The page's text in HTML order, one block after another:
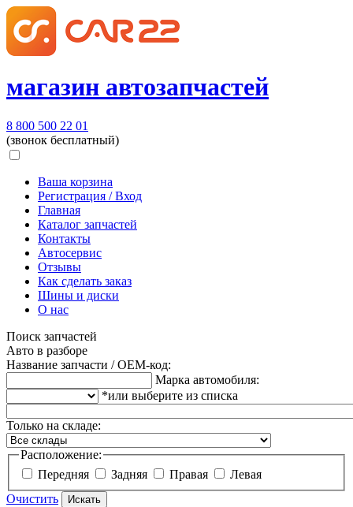
магазин автозапчастей
8 800 500 22 01
(звонок бесплатный)
Ваша корзина
Регистрация / Вход
Главная
Каталог запчастей
Контакты
Автосервис
Отзывы
Как сделать заказ
Шины и диски
О нас
Поиск запчастей
Авто в разборе
Название запчасти / OEM-код:
Марка автомобиля:
*или выберите из списка
Только на складе:
Расположение:
Передняя
Задняя Правая
Левая
Очистить